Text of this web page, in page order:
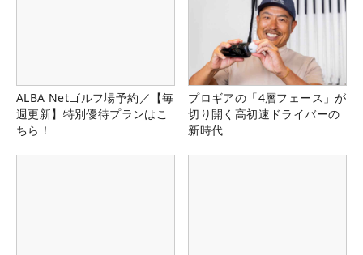
ALBA Netゴルフ場予約／【毎
週更新】特別優待プランはこ
ちら！
プロギアの「4層フェース」が
切り開く高初速ドライバーの
新時代